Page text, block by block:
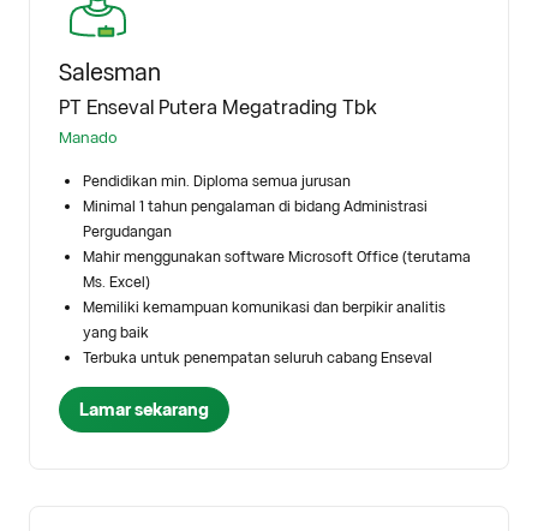
Salesman
PT Enseval Putera Megatrading Tbk
Manado
Pendidikan min. Diploma semua jurusan
Minimal 1 tahun pengalaman di bidang Administrasi
Pergudangan
Mahir menggunakan software Microsoft Office (terutama
Ms. Excel)
Memiliki kemampuan komunikasi dan berpikir analitis
yang baik
Terbuka untuk penempatan seluruh cabang Enseval
Lamar sekarang